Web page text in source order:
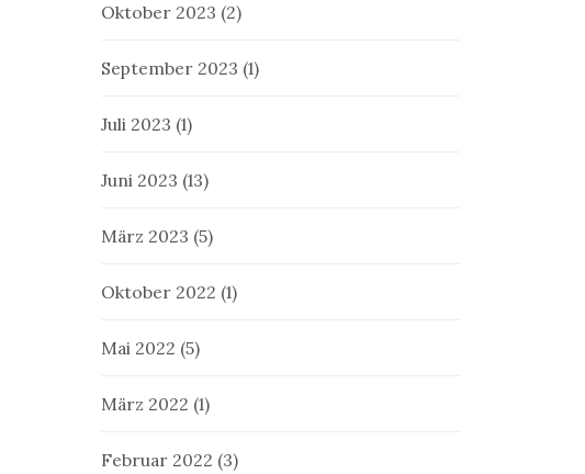
Oktober 2023 (2)
September 2023 (1)
Juli 2023 (1)
Juni 2023 (13)
März 2023 (5)
Oktober 2022 (1)
Mai 2022 (5)
März 2022 (1)
Februar 2022 (3)